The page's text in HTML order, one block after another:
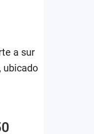
a sur
ubicado